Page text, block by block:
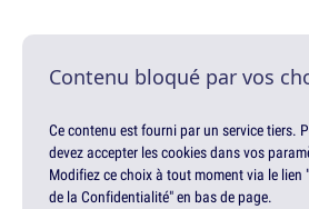
Contenu bloqué par vos
Ce contenu est fourni par un service tiers.
devez accepter les cookies dans vos
Modifiez ce choix à tout moment via le lien
de la Confidentialité" en bas de page.